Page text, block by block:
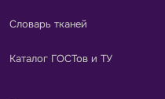
Словарь тканей
Каталог ГОСТов и ТУ